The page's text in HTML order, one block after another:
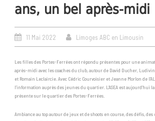
ans, un bel après-midi
11 Mai 2022 Limoges ABC en Limousin
Les filles des Portes-Ferrées ont répondu présentes pour une
après-midi avec les coaches du club, autour de David Ducher,
et Romain Leclaircie. Avec Cédric Courvoisier et Jeanne Morlon de
l’information auprès des jeunes du quartier. L’ASEA est aujourd’hui
présente sur le quartier des Portes-Ferrées.
Ambiance au top autour de jeux et de shoots en course, des défis,